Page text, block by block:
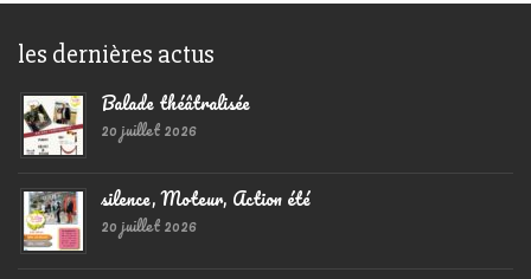
les dernières actus
Balade théâtralisée
20 juillet 2026
silence, Moteur, Action été
20 juillet 2026